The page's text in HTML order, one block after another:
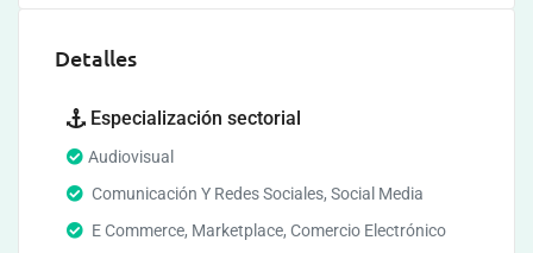
Detalles
Especialización sectorial
Audiovisual
Comunicación Y Redes Sociales, Social Media
E Commerce, Marketplace, Comercio Electrónico